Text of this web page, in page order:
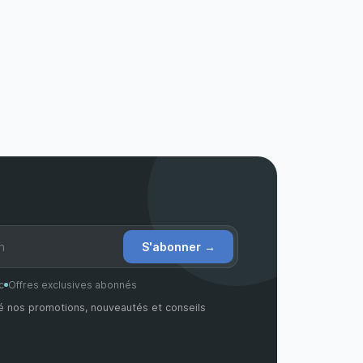
S'abonner →
Offres exclusives abonnés
nos promotions, nouveautés et conseils